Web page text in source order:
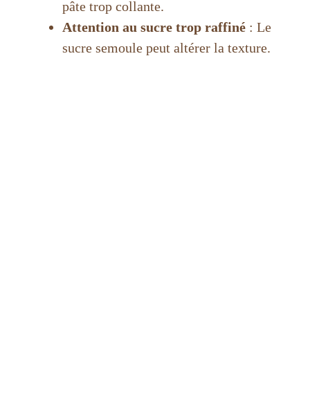
pâte trop collante.
Attention au sucre trop raffiné : Le
sucre semoule peut altérer la texture.